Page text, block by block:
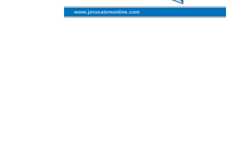
www.jerusalemonline.com